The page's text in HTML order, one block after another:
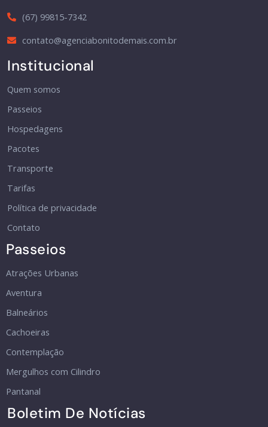
(67) 99815-7342
contato@agenciabonitodemais.com.br
Institucional
Quem somos
Passeios
Hospedagens
Pacotes
Transporte
Tarifas
Política de privacidade
Contato
Passeios
Atrações Urbanas
Aventura
Balneários
Cachoeiras
Contemplação
Mergulhos com Cilindro
Pantanal
Boletim De Notícias